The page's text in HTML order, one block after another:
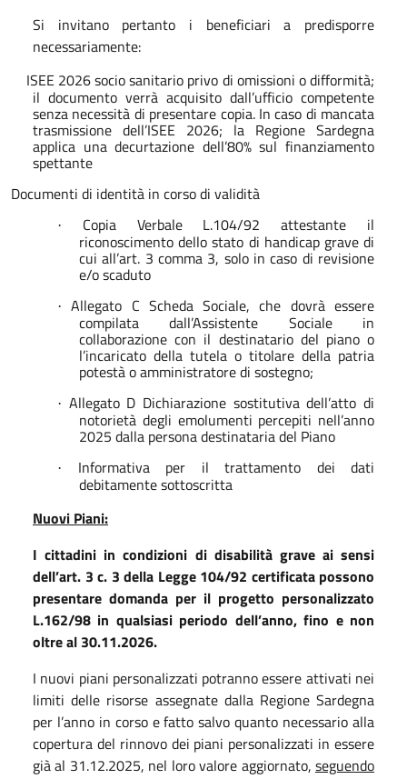
Si invitano pertanto i beneficiari a predisporre
necessariamente:
ISEE 2026 socio sanitario privo di omissioni o difformità;
il documento verrà acquisito dall’ufficio competente
senza necessità di presentare copia. In caso di mancata
trasmissione dell’ISEE 2026; la Regione Sardegna
applica una decurtazione dell’80% sul finanziamento
spettante
Documenti di identità in corso di validità
· Copia Verbale L.104/92 attestante il
riconoscimento dello stato di handicap grave di
cui all’art. 3 comma 3, solo in caso di revisione
e/o scaduto
·Allegato C Scheda Sociale, che dovrà essere
compilata dall’Assistente Sociale in
collaborazione con il destinatario del piano o
l’incaricato della tutela o titolare della patria
potestà o amministratore di sostegno;
· Allegato D Dichiarazione sostitutiva dell’atto di
notorietà degli emolumenti percepiti nell’anno
2025 dalla persona destinataria del Piano
· Informativa per il trattamento dei dati
debitamente sottoscritta
Nuovi Piani:
I cittadini in condizioni di disabilità grave ai sensi
dell’art. 3 c. 3 della Legge 104/92 certificata possono
presentare domanda per il progetto personalizzato
L.162/98 in qualsiasi periodo dell’anno, fino e non
oltre al 30.11.2026.
I nuovi piani personalizzati potranno essere attivati nei
limiti delle risorse assegnate dalla Regione Sardegna
per l’anno in corso e fatto salvo quanto necessario alla
copertura del rinnovo dei piani personalizzati in essere
già al 31.12.2025, nel loro valore aggiornato, seguendo